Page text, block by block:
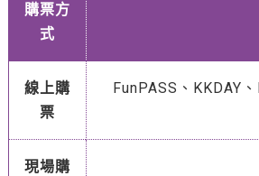
購票方
式
線上購
票
FunPASS、KKDAY
現場購